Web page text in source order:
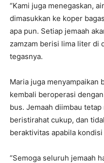
“Kami juga menegaskan,
dimasukkan ke koper
apa pun. Setiap jemaah
zamzam berisi lima liter di
tegasnya.
Maria juga menyampaikan
kembali beroperasi
bus. Jemaah diimbau
beristirahat cukup, dan
beraktivitas apabila
“Semoga seluruh jemaah